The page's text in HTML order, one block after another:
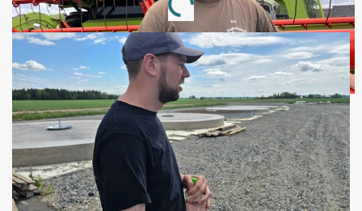
Loading...